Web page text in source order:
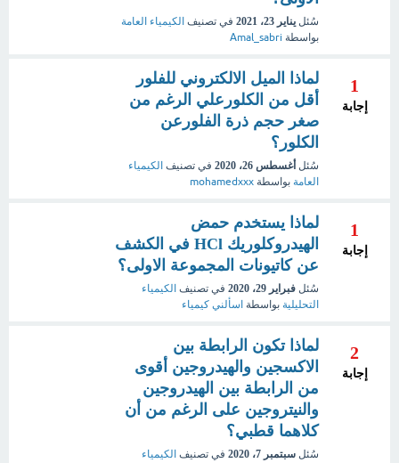
سُئل يناير 23، 2021 في تصنيف الكيمياء العامة
بواسطة Amal_sabri
1
إجابة
لماذا الميل الالكتروني للفلور
أقل من الكلورعلي الرغم من
صغر حجم ذرة الفلورعن
الكلور؟
سُئل أغسطس 26، 2020 في تصنيف الكيمياء
العامة بواسطة mohamedxxx
1
إجابة
لماذا يستخدم حمض
الهيدروكلوريك HCl في الكشف
عن كاتيونات المجموعة الاولى؟
سُئل فبراير 29، 2020 في تصنيف الكيمياء
التحليلية بواسطة اسألني كيمياء
2
إجابة
لماذا تكون الرابطة بين
الاكسجين والهيدروجين أقوى
من الرابطة بين الهيدروجين
والنيتروجين على الرغم من أن
كلاهما قطبي؟
سُئل سبتمبر 7، 2020 في تصنيف الكيمياء